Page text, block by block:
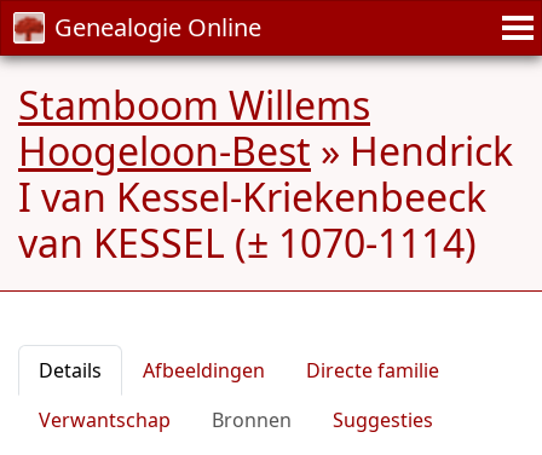
Genealogie Online
Stamboom Willems
Hoogeloon-Best » Hendrick
I van Kessel-Kriekenbeeck
van KESSEL (± 1070-1114)
Details Afbeeldingen
Directe familie
Verwantschap
Bronnen
Suggesties